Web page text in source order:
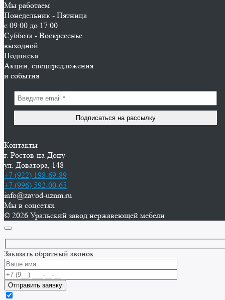
Мы работаем
Понедельник - Пятница
с 09:00 до 17:00
Суббота - Воскресенье
выходной
Подписка
Акции, спецпредложения
и события
Контакты
г. Ростов-на-Дону
ул. Доватора, 148
+7 (922) 198-69-89
+7 (996) 592-00-65
info@zavod-uznm.ru
Мы в соцсетях
© 2026 Уральский завод нержавеющей мебели
Заказать обратный звонок